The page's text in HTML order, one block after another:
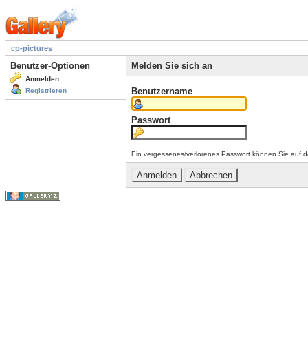
cp-pictures
Benutzer-Optionen
Anmelden
Registrieren
Melden Sie sich an
Benutzername
Passwort
Ein vergessenes/verlorenes Passwort können Sie auf